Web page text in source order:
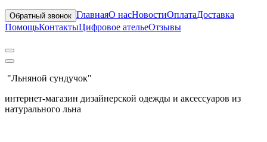
Обратный звонок ГлавнаяО насНовостиОплатаДоставка
ПомощьКонтактыЦифровое ательеОтзывы
"Льняной сундучок"
интернет-магазин дизайнерской одежды и аксессуаров из
натурального льна